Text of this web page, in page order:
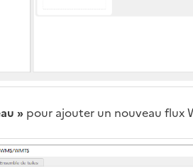
»pour ajouter un nouveau flux